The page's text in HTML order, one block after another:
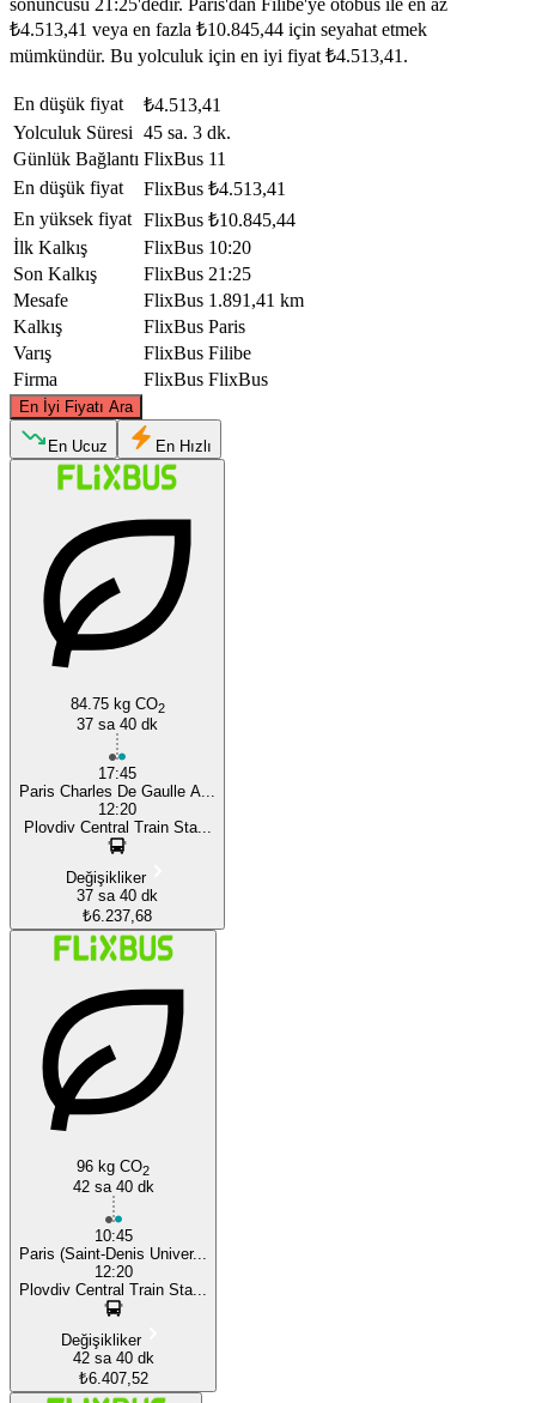
₺4.513,41 veya en fazla ₺10.845,44 için seyahat etmek
mümkündür. Bu yolculuk için en iyi fiyat ₺4.513,41.
En düşük fiyat
₺4.513,41
Yolculuk Süresi 45 sa. 3 dk.
Günlük Bağlantı FlixBus 11
En düşük fiyat
FlixBus ₺4.513,41
En yüksek fiyat FlixBus ₺10.845,44
İlk Kalkış
FlixBus 10:20
Son Kalkış
FlixBus 21:25
Mesafe
FlixBus 1.891,41 km
Kalkış
FlixBus Paris
Varış
FlixBus Filibe
Firma
FlixBus FlixBus
En İyi Fiyatı Ara
Paris
En Ucuz En Hızlı
84.75 kg CO2
37 sa 40 dk
17:45
Paris Charles De Gaulle A...
12:20
Plovdiv Central Train Sta...
Değişikliker
37 sa 40 dk
₺6.237,68
96 kg CO2
42 sa 40 dk
10:45
Paris (Saint-Denis Univer...
12:20
Plovdiv Central Train Sta...
Değişikliker
42 sa 40 dk
₺6.407,52